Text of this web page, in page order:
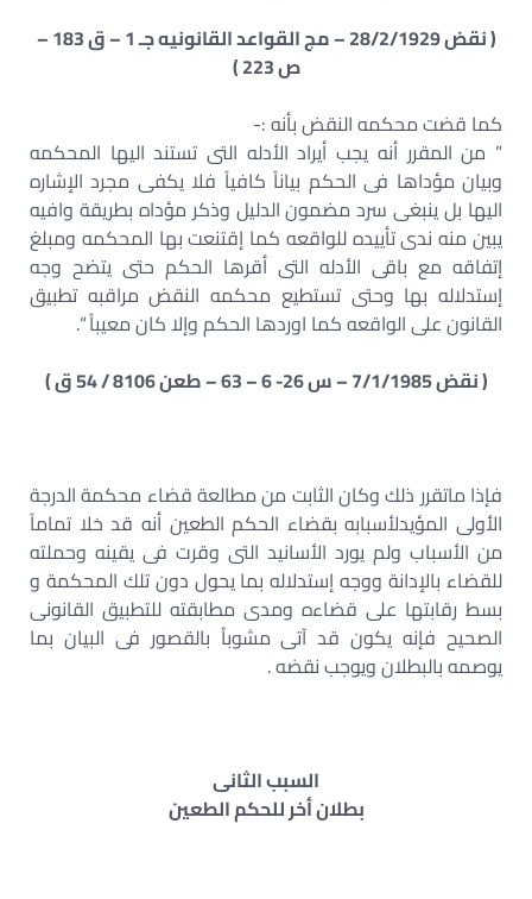
( نقض 28/2/1929 – مج القواعد القانونيه جـ 1 – ق 183 –
ص 223 )
كما قضت محكمه النقض بأنه :-
” من المقرر أنه يجب أيراد الأدله التى تستند اليها المحكمه
وبيان مؤداها فى الحكم بياناً كافياً فلا يكفى مجرد الإشاره
اليها بل ينبغى سرد مضمون الدليل وذكر مؤداه بطريقة وافيه
يبين منه ندى تأييده للواقعه كما إقتنعت بها المحكمه ومبلغ
إتفاقه مع باقى الأدله التى أقرها الحكم حتى يتضح وجه
إستدلاله بها وحتى تستطيع محكمه النقض مراقبه تطبيق
القانون على الواقعه كما اوردها الحكم وإلا كان معيباً “.
( نقض 7/1/1985 – س 26- 6 – 63 – طعن 8106 / 54 ق )
فإذا ماتقرر ذلك وكان الثابت من مطالعة قضاء محكمة الدرجة
الأولى المؤيدلأسبابه بقضاء الحكم الطعين أنه قد خلا تماماً
من الأسباب ولم يورد الأسانيد التى وقرت فى يقينه وحملته
للقضاء بالإدانة ووجه إستدلاله بما يحول دون تلك المحكمة و
بسط رقابتها على قضاءه ومدى مطابقته للتطبيق القانونى
الصحيح فإنه يكون قد آتى مشوباُ بالقصور فى البيان بما
يوصمه بالبطلان ويوجب نقضه .
السبب الثانى
بطلان أخر للحكم الطعين